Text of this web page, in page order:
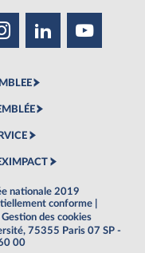
nationale 2019
conforme
Gestion des cookies
75355 Paris 07 SP -
00